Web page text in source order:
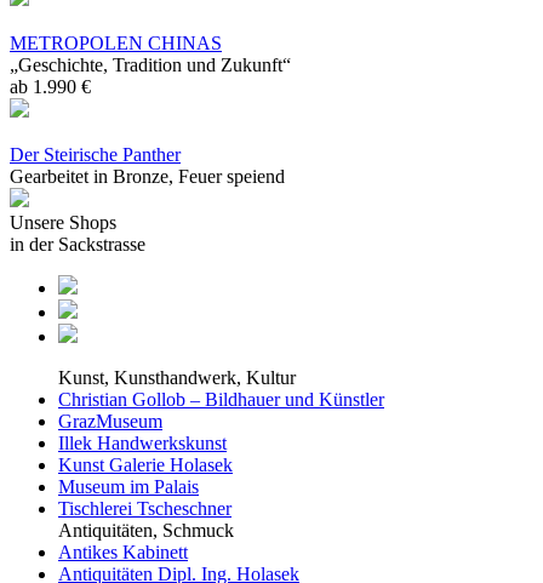
METROPOLEN CHINAS
„Geschichte, Tradition und Zukunft“
ab 1.990 €
Der Steirische Panther
Gearbeitet in Bronze, Feuer speiend
Unsere Shops
in der Sackstrasse
Kunst, Kunsthandwerk, Kultur
Christian Gollob – Bildhauer und Künstler
GrazMuseum
Illek Handwerkskunst
Kunst Galerie Holasek
Museum im Palais
Tischlerei Tscheschner
Antiquitäten, Schmuck
Antikes Kabinett
Antiquitäten Dipl. Ing. Holasek